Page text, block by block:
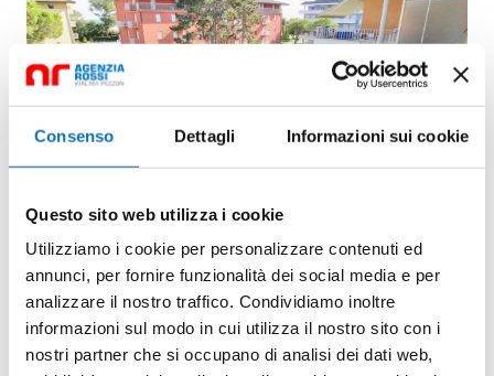
Consenso Dettagli Informazioni sui cookie
Questo sito web utilizza i cookie
Utilizziamo i cookie per personalizzare contenuti ed
annunci, per fornire funzionalità dei social media e per
analizzare il nostro traffico. Condividiamo inoltre
informazioni sul modo in cui utilizza il nostro sito con i
nostri partner che si occupano di analisi dei dati web,